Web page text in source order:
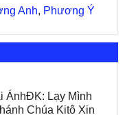
Anh, Phương Ý
ÁnhĐK: Lạy Mình
Chúa Kitô Xin